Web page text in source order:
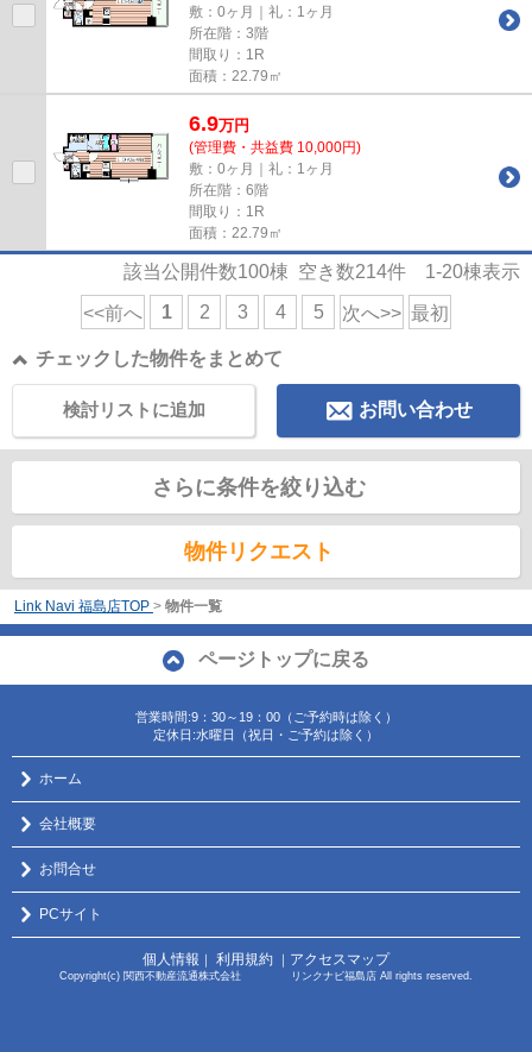
敷：0ヶ月｜礼：1ヶ月
所在階：3階
間取り：1R
面積：22.79㎡
6.9万円
(管理費・共益費 10,000円)
敷：0ヶ月｜礼：1ヶ月
所在階：6階
間取り：1R
面積：22.79㎡
該当公開件数100棟 空き数214件 1-20棟表示
<<前へ 1 2 3 4 5 次へ>> 最初
チェックした物件をまとめて
お問い合わせ
検討リストに追加
さらに条件を絞り込む
物件リクエスト
Link Navi 福島店TOP > 物件一覧
ページトップに戻る
営業時間:9：30～19：00（ご予約時は除く）
定休日:水曜日（祝日・ご予約は除く）
ホーム
会社概要
お問合せ
PCサイト
個人情報 ｜ 利用規約 ｜ アクセスマップ
Copyright(c) 関西不動産流通株式会社 リンクナビ福島店 All rights reserved.